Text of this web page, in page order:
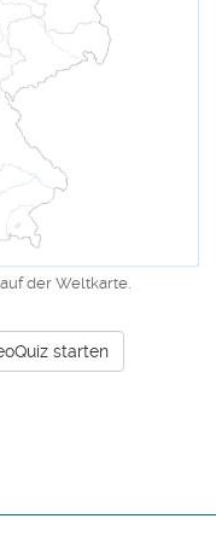
der Weltkarte.
starten